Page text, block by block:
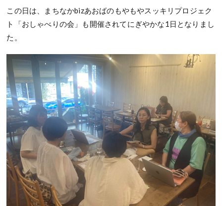
この日は、まちなかbizあおばのもやもやスッキリプロジェク
ト「おしゃべりの会」も開催されてにぎやかな1日となりまし
た。